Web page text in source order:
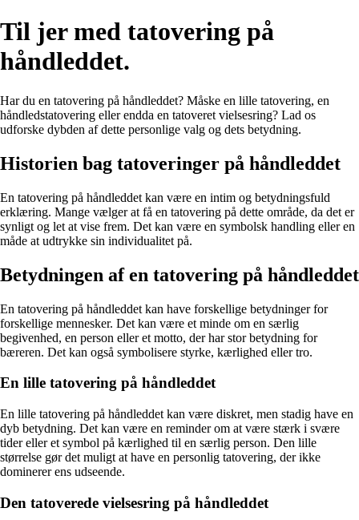
Til jer med tatovering på
håndleddet.
Har du en tatovering på håndleddet? Måske en lille tatovering, en
håndledstatovering eller endda en tatoveret vielsesring? Lad os
udforske dybden af dette personlige valg og dets betydning.
Historien bag tatoveringer på håndleddet
En tatovering på håndleddet kan være en intim og betydningsfuld
erklæring. Mange vælger at få en tatovering på dette område, da det er
synligt og let at vise frem. Det kan være en symbolsk handling eller en
måde at udtrykke sin individualitet på.
Betydningen af en tatovering på håndleddet
En tatovering på håndleddet kan have forskellige betydninger for
forskellige mennesker. Det kan være et minde om en særlig
begivenhed, en person eller et motto, der har stor betydning for
bæreren. Det kan også symbolisere styrke, kærlighed eller tro.
En lille tatovering på håndleddet
En lille tatovering på håndleddet kan være diskret, men stadig have en
dyb betydning. Det kan være en reminder om at være stærk i svære
tider eller et symbol på kærlighed til en særlig person. Den lille
størrelse gør det muligt at have en personlig tatovering, der ikke
dominerer ens udseende.
Den tatoverede vielsesring på håndleddet